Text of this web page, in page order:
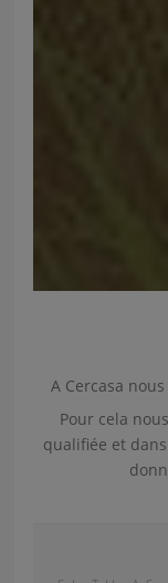
A Cercasa
Pour cela
qualifiée et